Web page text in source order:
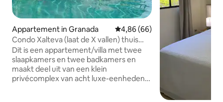
Appartement in Granada Gemiddelde beoordeling van
4,86 (66)
Condo Xalteva (laat de X vallen) thuis
weg van huis!
Dit is een appartement/villa met twee
slaapkamers en twee badkamers en
maakt deel uit van een klein
privécomplex van acht luxe-eenheden